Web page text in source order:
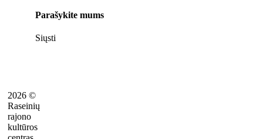
Parašykite mums
Siųsti
2026 ©
Raseinių
rajono
kultūros